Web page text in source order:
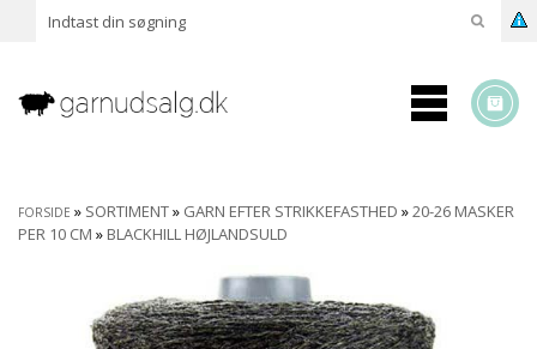
FORSIDE » SORTIMENT» GARN EFTER STRIKKEFASTHED »20-26 MASKER
PER 10 CM » BLACKHILL HØJLANDSULD